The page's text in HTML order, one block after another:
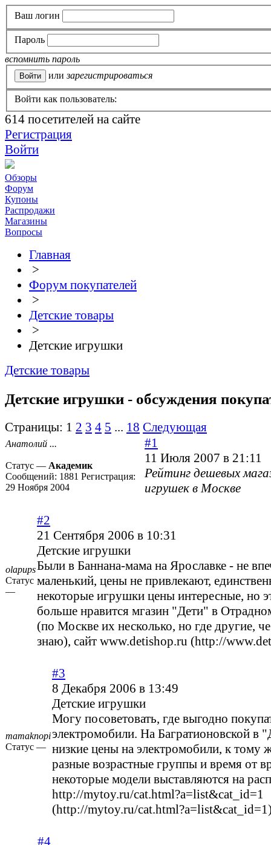
Ваш логин
Пароль
вспомнить пароль
или зарегистрироваться
Войти как пользователь:
614 посетителей на сайте
Регистрация
Войти
Обзоры
Форум
Купоны
Распродажи
Магазины
Вопросы
Главная
>
Форум покупателей
>
Детские товары
>
Детские игрушки
Детские товары
Детские игрушки - обсуждения
Страницы: 1 2 3 4 5 ... 18 Следующая
Анатолий ...
Статус — Академик
Сообщений: 1881 Регистрация:
29 Ноября 2004
#1
11 Июля 2007 в 21:11
Рейтинг дешевых
игрушек в Москве
olapups
Статус
—
#2
21 Сентября 2006 в 10:31
Детские игрушки
Были в Баннана-мама на Ярославке - не
маленький, цены не привлекают,
некоторые игрушки цены интересные, но
больше нравится мгазин "Дети" в
(по Москве их несколько, но где другие,
знаю), сайт www.detishop.ru (http://
mamaknopi
Статус —
#3
8 Декабря 2006 в 13:49
Детские игрушки
Могу посоветовать, где выгодно
электромобили. На Багратионовской в
низкие цены на электромобили, к тому
разные возрастные группы и время от
некоторые модели выставляются на
http://mytoy.ru/cat.html?a=list&cat_id=1
(http://mytoy.ru/
#4